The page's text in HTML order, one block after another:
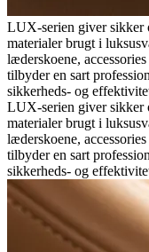
LUX-serien giver sikker
materialer brugt i
læderskoene,
tilbyder en sart
sikkerheds- og
LUX-serien giver sikker
materialer brugt i
læderskoene,
tilbyder en sart
sikkerheds- og